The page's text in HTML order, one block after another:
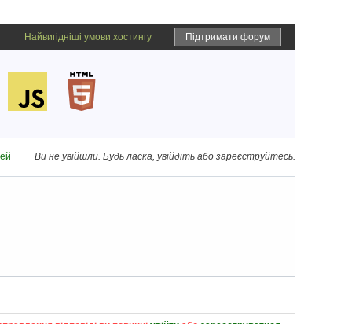
Підтримати форум
Найвигідніші умови хостингу
Ви не увійшли. Будь ласка, увійдіть або зареєструйтесь.